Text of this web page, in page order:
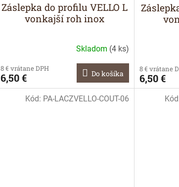
Záslepka do profilu VELLO L
vonkajší roh inox
Skladom (4 ks)
8 € vrátane DPH
6,50 € Do košíka
8 € vrátane
6,50 €
Kód: PA-LACZVELLO-COUT-06